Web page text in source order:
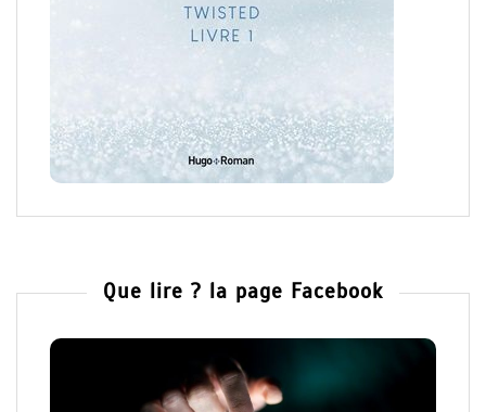
Que lire ? la page Facebook